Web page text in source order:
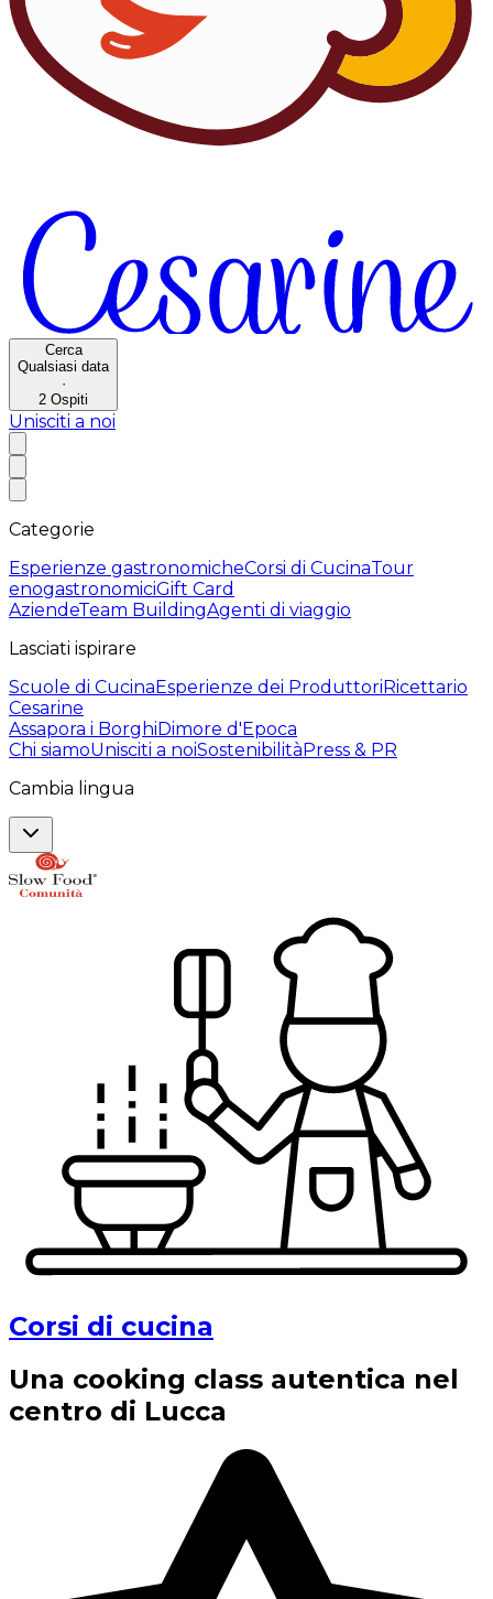
Cerca
Qualsiasi data
·
2 Ospiti
Unisciti a noi
Categorie
Esperienze gastronomicheCorsi di CucinaTour
enogastronomiciGift Card
AziendeTeam BuildingAgenti di viaggio
Lasciati ispirare
Scuole di CucinaEsperienze dei ProduttoriRicettario
Cesarine
Assapora i BorghiDimore d'Epoca
Chi siamoUnisciti a noiSostenibilitàPress & PR
Cambia lingua
Corsi di cucina
Una cooking class autentica nel
centro di Lucca